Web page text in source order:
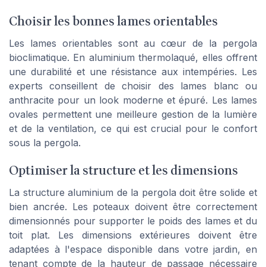
Choisir les bonnes lames orientables
Les lames orientables sont au cœur de la pergola
bioclimatique. En aluminium thermolaqué, elles offrent
une durabilité et une résistance aux intempéries. Les
experts conseillent de choisir des lames blanc ou
anthracite pour un look moderne et épuré. Les lames
ovales permettent une meilleure gestion de la lumière
et de la ventilation, ce qui est crucial pour le confort
sous la pergola.
Optimiser la structure et les dimensions
La structure aluminium de la pergola doit être solide et
bien ancrée. Les poteaux doivent être correctement
dimensionnés pour supporter le poids des lames et du
toit plat. Les dimensions extérieures doivent être
adaptées à l'espace disponible dans votre jardin, en
tenant compte de la hauteur de passage nécessaire